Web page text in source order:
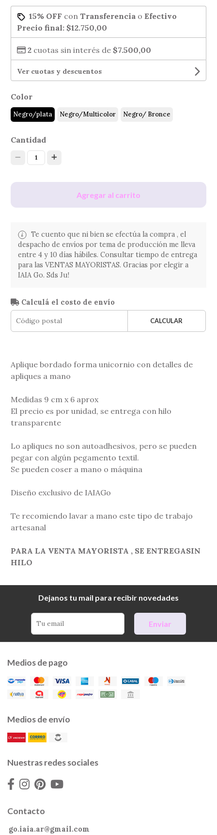
15% OFF con Transferencia o Efectivo
Precio final: $12.750,00
2 cuotas sin interés de $7.500,00
Ver cuotas y descuentos
Color
Negro/plata Negro/Multicolor Negro/ Bronce
Cantidad
1
Agregar al carrito
Te cuento que ni bien se efectúa la compra , el
despacho de envíos por tema de producción me lleva
entre 4 y 10 días hábiles. Consultar tiempo de entrega
para las VENTAS MAYORISTAS. Gracias por elegir a
IAIA Go. Sds Ju!
Calculá el costo de envío
CALCULAR
Aplique bordado forma unicornio con detalles de
apliques a mano
Medidas 9 cm x 6 aprox
El precio es por unidad, se entrega con hilo
transparente
Lo apliques no son autoadhesivos, pero se pueden
pegar con algún pegamento textil.
Se pueden coser a mano o máquina
Diseño exclusivo de IAIAGo
Te recomiendo lavar a mano este tipo de trabajo
artesanal
PARA LA VENTA MAYORISTA , SE ENTREGASIN
HILO
Dejanos tu mail para recibir novedades
Enviar
Medios de pago
Medios de envío
Nuestras redes sociales
Contacto
go.iaia.ar@gmail.com